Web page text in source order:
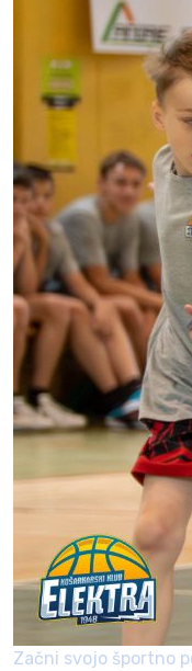
Začni svojo športno